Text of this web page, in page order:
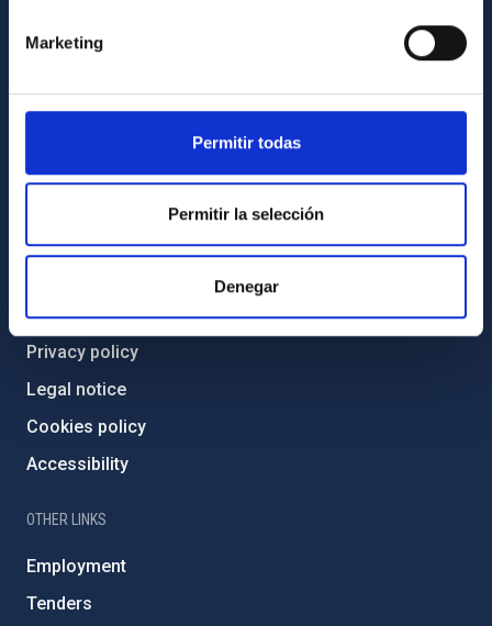
Marketing
Permitir todas
Permitir la selección
Denegar
IAC Projects
Severo Ochoa Programme
Sitemap
Privacy policy
Legal notice
Cookies policy
Accessibility
OTHER LINKS
Employment
Tenders